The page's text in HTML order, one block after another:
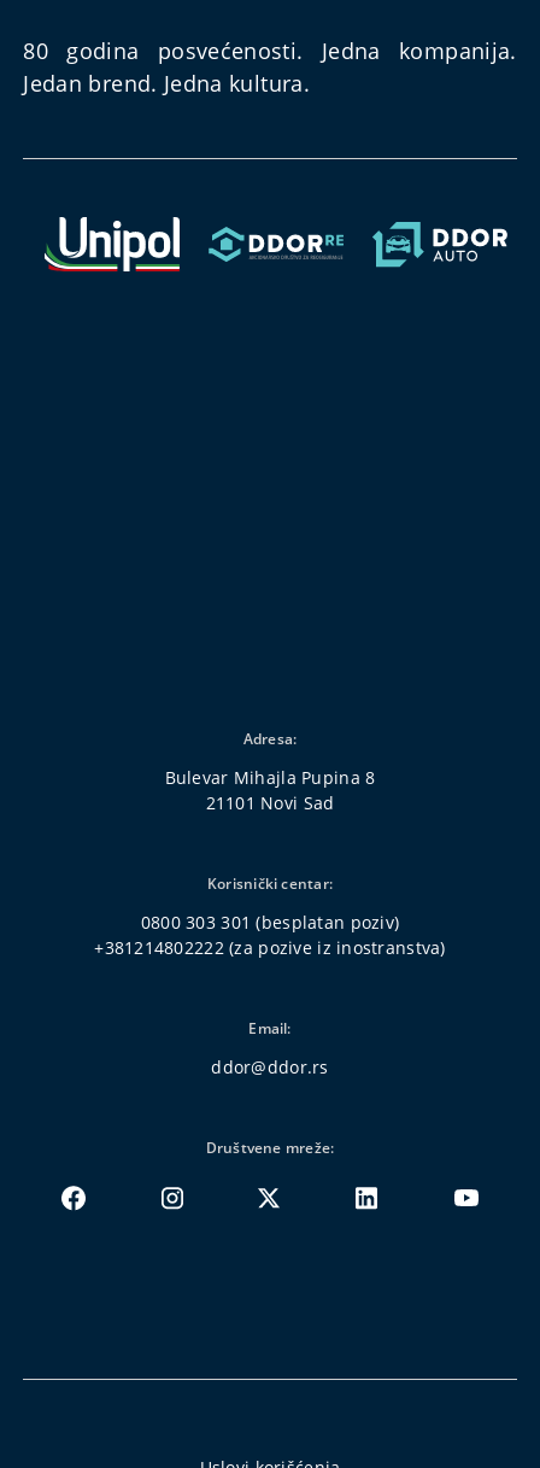
80 godina posvećenosti. Jedna kompanija.
Jedan brend. Jedna kultura.
Adresa:
Bulevar Mihajla Pupina 8
21101 Novi Sad
Korisnički centar:
0800 303 301 (besplatan poziv)
+381214802222(za pozive iz inostranstva)
Email:
ddor@ddor.rs
Društvene mreže: